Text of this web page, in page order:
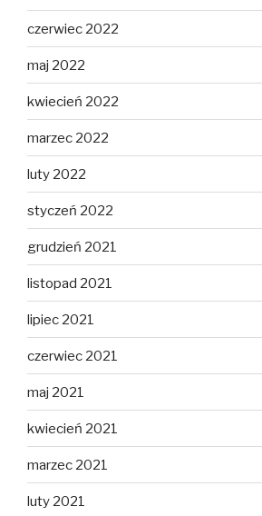
czerwiec 2022
maj 2022
kwiecień 2022
marzec 2022
luty 2022
styczeń 2022
grudzień 2021
listopad 2021
lipiec 2021
czerwiec 2021
maj 2021
kwiecień 2021
marzec 2021
luty 2021